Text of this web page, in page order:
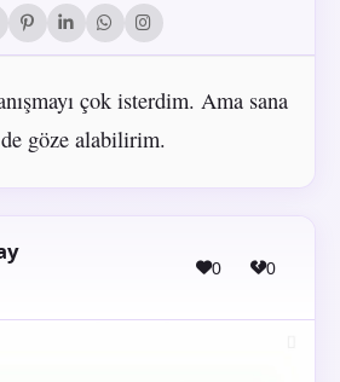
çok isterdim. Ama sana
göze alabilirim.
0 0